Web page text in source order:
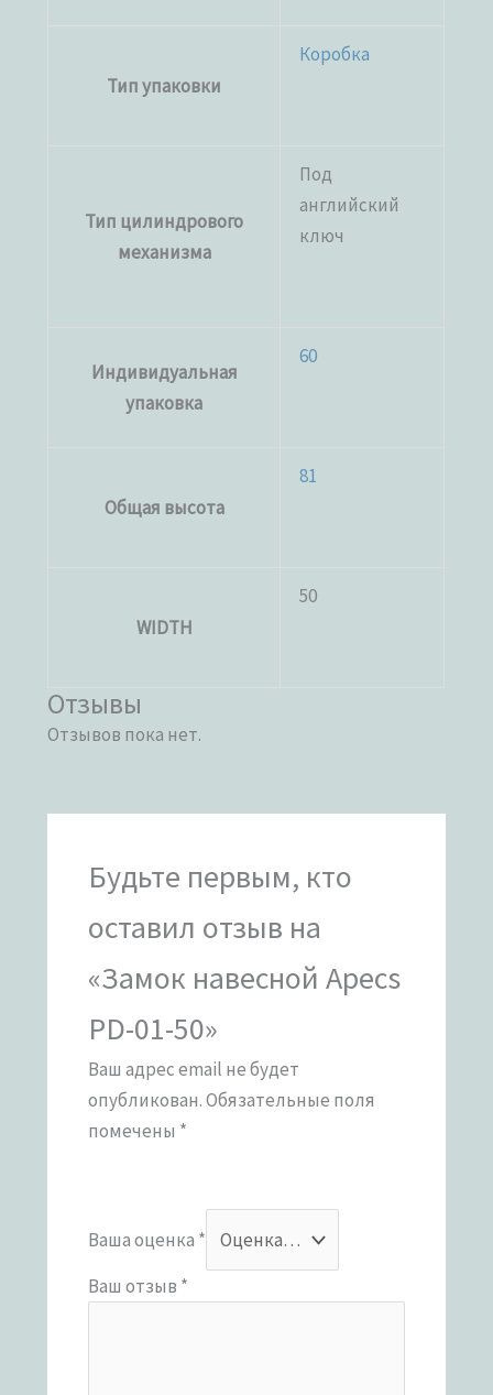
Тип упаковки
Коробка
Тип цилиндрового
механизма
Под
английский
ключ
Индивидуальная
упаковка
60
Общая высота
81
WIDTH
50
Отзывы
Отзывов пока нет.
Будьте первым, кто
оставил отзыв на
«Замок навесной Apecs
PD-01-50»
Ваш адрес email не будет
опубликован.Обязательные поля
помечены *
Ваша оценка *
Ваш отзыв *